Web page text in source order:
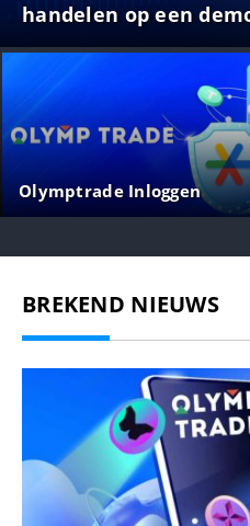
handelen op een
Olymptrade Inloggen
BREKEND NIEUWS